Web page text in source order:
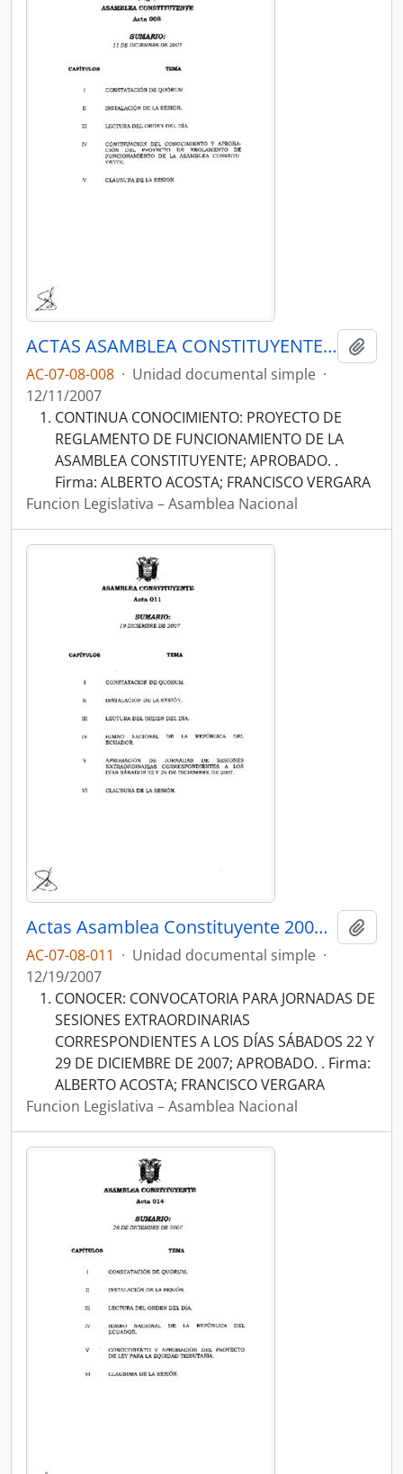
ACTAS ASAMBLEA CONSTITUYENTE 2007-2008
AC-07-08-008 · Unidad documental simple ·
12/11/2007
CONTINUA CONOCIMIENTO: PROYECTO DE
REGLAMENTO DE FUNCIONAMIENTO DE LA
ASAMBLEA CONSTITUYENTE; APROBADO. .
Firma: ALBERTO ACOSTA; FRANCISCO VERGARA
Funcion Legislativa – Asamblea Nacional
Actas Asamblea Constituyente 2007-2008
AC-07-08-011 · Unidad documental simple ·
12/19/2007
CONOCER: CONVOCATORIA PARA JORNADAS DE
SESIONES EXTRAORDINARIAS
CORRESPONDIENTES A LOS DÍAS SÁBADOS 22 Y
29 DE DICIEMBRE DE 2007; APROBADO. . Firma:
ALBERTO ACOSTA; FRANCISCO VERGARA
Funcion Legislativa – Asamblea Nacional